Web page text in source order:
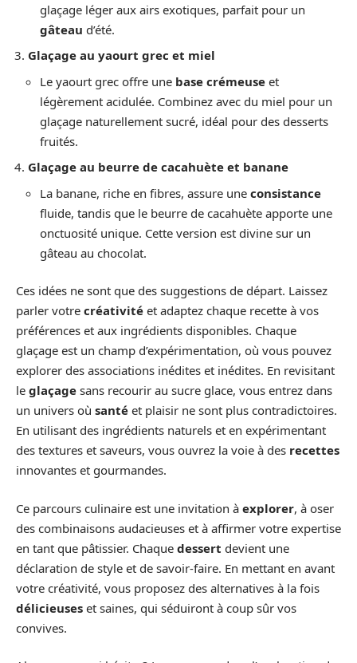
glaçage léger aux airs exotiques, parfait pour un
gâteau d’été.
Glaçage au yaourt grec et miel
Le yaourt grec offre une base crémeuse et
légèrement acidulée. Combinez avec du miel pour un
glaçage naturellement sucré, idéal pour des desserts
fruités.
Glaçage au beurre de cacahuète et banane
La banane, riche en fibres, assure une consistance
fluide, tandis que le beurre de cacahuète apporte une
onctuosité unique. Cette version est divine sur un
gâteau au chocolat.
Ces idées ne sont que des suggestions de départ. Laissez
parler votre créativité et adaptez chaque recette à vos
préférences et aux ingrédients disponibles. Chaque
glaçage est un champ d’expérimentation, où vous pouvez
explorer des associations inédites et inédites. En revisitant
le glaçage sans recourir au sucre glace, vous entrez dans
un univers où santé et plaisir ne sont plus contradictoires.
En utilisant des ingrédients naturels et en expérimentant
des textures et saveurs, vous ouvrez la voie à des recettes
innovantes et gourmandes.
Ce parcours culinaire est une invitation à explorer, à oser
des combinaisons audacieuses et à affirmer votre expertise
en tant que pâtissier. Chaque dessert devient une
déclaration de style et de savoir-faire. En mettant en avant
votre créativité, vous proposez des alternatives à la fois
délicieuses et saines, qui séduiront à coup sûr vos
convives.